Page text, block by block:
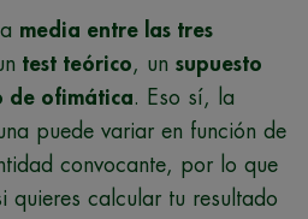
media entre las tres
test teórico, un supuesto
de ofimática. Eso sí, la
puede variar en función de
convocante, por lo que
quieres calcular tu resultado